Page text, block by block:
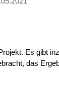
Es gibt
das